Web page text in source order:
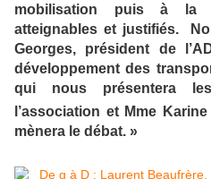
mobilisation puis à la
atteignables et justifiés.
Georges, président de
développement des
qui nous présentera
l’association et Mme
mènera le débat. »